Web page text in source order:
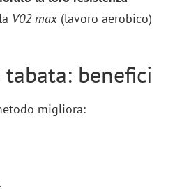
V02 max (lavoro aerobico)
benefici
migliora: